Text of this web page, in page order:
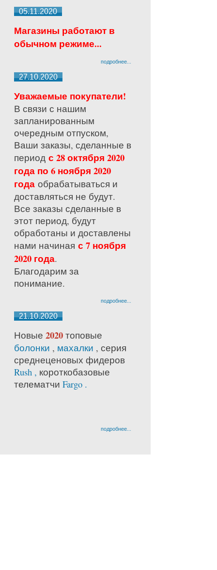
05.11.2020
Магазины работают в
обычном режиме...
подробнее...
27.10.2020
Уважаемые покупатели!
В связи с нашим
запланированным
очередным отпуском,
Ваши заказы, сделанные в
период с 28 октября 2020
года по 6 ноября 2020
года обрабатываться и
доставляться не будут.
Все заказы сделанные в
этот период, будут
обработаны и доставлены
нами начиная с 7 ноября
2020 года.
Благодарим за
понимание.
подробнее...
21.10.2020
Новые 2020 топовые
болонки , махалки , серия
среднеценовых фидеров
Rush , короткобазовые
телематчи Fargo .
подробнее...